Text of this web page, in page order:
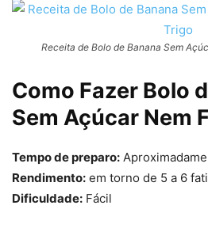
Receita de Bolo de Banana Sem
Como Fazer Bolo
Sem Açúcar Nem
Tempo de preparo:
Rendimento: em torno de 5 a 6
Dificuldade: Fácil